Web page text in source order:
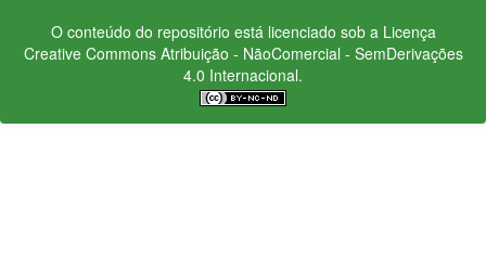
O conteúdo do repositório está licenciado sob a Licença
Creative CommonsAtribuição - NãoComercial - SemDerivações
4.0 Internacional.